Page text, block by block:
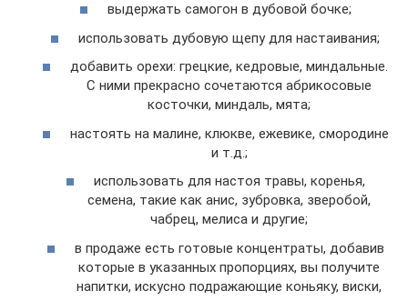
выдержать самогон в дубовой бочке;
использовать дубовую щепу для настаивания;
добавить орехи: грецкие, кедровые, миндальные.
С ними прекрасно сочетаются абрикосовые
косточки, миндаль, мята;
настоять на малине, клюкве, ежевике, смородине
и т.д.;
использовать для настоя травы, коренья,
семена, такие как анис, зубровка, зверобой,
чабрец, мелиса и другие;
в продаже есть готовые концентраты, добавив
которые в указанных пропорциях, вы получите
напитки, искусно подражающие коньяку, виски,